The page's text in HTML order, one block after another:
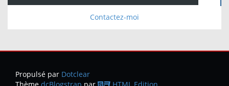
Contactez-moi
Propulsé par Dotclear